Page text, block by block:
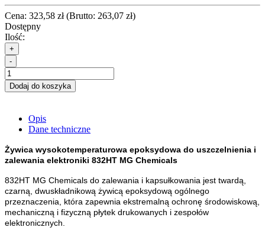
Cena: 323,58 zł(Brutto: 263,07 zł)
Dostępny
Ilość:
+
-
Dodaj do koszyka
Opis
Dane techniczne
Żywica wysokotemperaturowa epoksydowa do uszczelnienia i
zalewania elektroniki 832HT MG Chemicals
832HT MG Chemicals do zalewania i kapsułkowania jest twardą,
czarną, dwuskładnikową żywicą epoksydową ogólnego
przeznaczenia, która zapewnia ekstremalną ochronę środowiskową,
mechaniczną i fizyczną płytek drukowanych i zespołów
elektronicznych.